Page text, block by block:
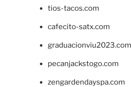
tios-tacos.com
cafecito-satx.com
graduacionviu2023.com
pecanjackstogo.com
zengardendayspa.com